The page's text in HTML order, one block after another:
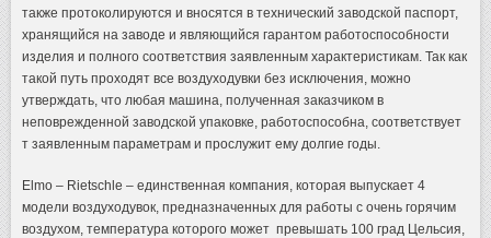
также протоколируются и вносятся в технический заводской паспорт,
хранящийся на заводе и являющийся гарантом работоспособности
изделия и полного соответствия заявленным характеристикам. Так как
такой путь проходят все воздуходувки без исключения, можно
утверждать, что любая машина, полученная заказчиком в
неповрежденной заводской упаковке, работоспособна, соответствует
т заявленным параметрам и прослужит ему долгие годы.
Elmo – Rietschle – единственная компания, которая выпускает 4
модели воздуходувок, предназначенных для работы с очень горячим
воздухом, температура которого может превышать 100 град Цельсия,